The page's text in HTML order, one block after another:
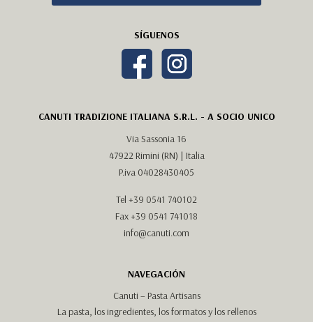
SÍGUENOS
CANUTI TRADIZIONE ITALIANA S.R.L. - A SOCIO UNICO
Via Sassonia 16
47922 Rimini (RN) | Italia
P.iva 04028430405
Tel +39 0541 740102
Fax +39 0541 741018
info@canuti.com
NAVEGACIÓN
Canuti – Pasta Artisans
La pasta, los ingredientes, los formatos y los rellenos